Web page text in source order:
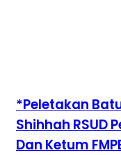
*Peletakan
Shihhah RSUD
Dan Ketum